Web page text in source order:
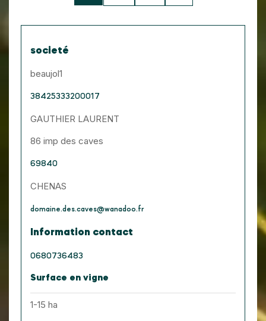
societé
beaujol1
38425333200017
GAUTHIER LAURENT
86 imp des caves
69840
CHENAS
domaine.des.caves@wanadoo.fr
Information contact
0680736483
Surface en vigne
1-15 ha